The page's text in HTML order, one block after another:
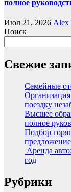
полное
Июл 21, 2026 Alex
Поиск
Свежие
Семейные
поездку
Высшее
полное
Подбор
Аренда
год
Рубрики